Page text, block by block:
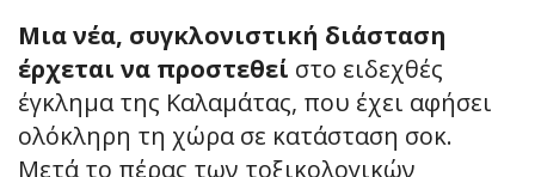
Μια νέα, συγκλονιστική διάσταση
έρχεται να προστεθεί στο ειδεχθές
έγκλημα της Καλαμάτας, που έχει αφήσει
ολόκληρη τη χώρα σε κατάσταση σοκ.
Μετά το πέρας των τοξικολογικών